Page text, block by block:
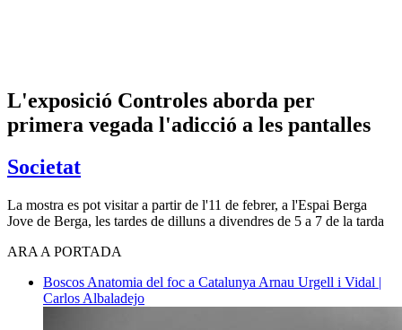
L'exposició Controles aborda per
primera vegada l'adicció a les pantalles
Societat
La mostra es pot visitar a partir de l'11 de febrer, a l'Espai Berga
Jove de Berga, les tardes de dilluns a divendres de 5 a 7 de la tarda
ARA A PORTADA
Boscos Anatomia del foc a Catalunya Arnau Urgell i Vidal |
Carlos Albaladejo